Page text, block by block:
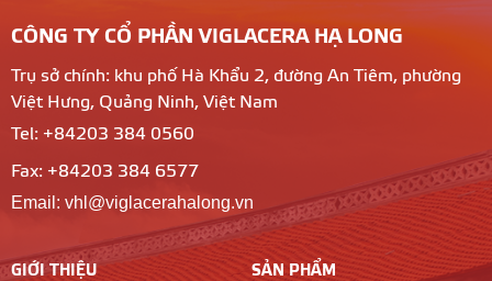
CÔNG TY CỔ PHẦN VIGLACERA HẠ LONG
Trụ sở chính: khu phố Hà Khẩu 2, đường An Tiêm, phường
Việt Hưng, Quảng Ninh, Việt Nam
Tel: +84203 384 0560
Fax: +84203 384 6577
Email: vhl@viglacerahalong.vn
GIỚI THIỆU SẢN PHẨM